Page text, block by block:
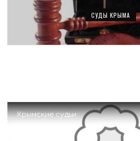
СУДЫ КРЫМА
Крымские судьи